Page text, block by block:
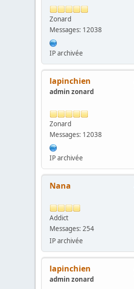
Zonard
Messages: 12038
IP archivée
lapinchien
admin zonard
Zonard
Messages: 12038
IP archivée
Nana
Addict
Messages: 254
IP archivée
lapinchien
admin zonard